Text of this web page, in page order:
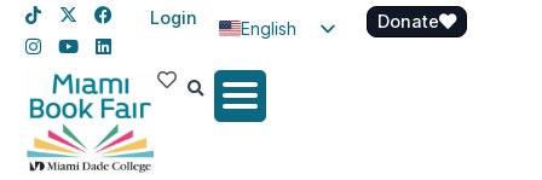
Login
English
Spanish
Donate